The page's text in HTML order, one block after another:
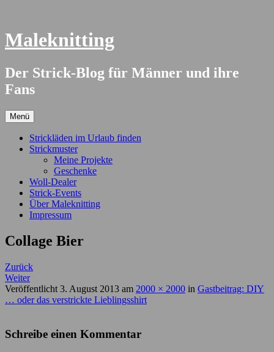
Inhalt
Maleknitting
Der Strick-Blog für Männer und ihre
Fans
Menü
Strickläden im Urlaub finden
Strickmuster
Meine Projekte
Geschenke
Woll-Dealer
Strick-Events
Über Maleknitting
Impressum
Collage Bier
Zurück
Weiter
Veröffentlicht 3. August 2013 am 2000 × 2000 in Gastbeitrag: DIY
… oder das verstrickte Lieblingsshirt
Schreibe einen Kommentar